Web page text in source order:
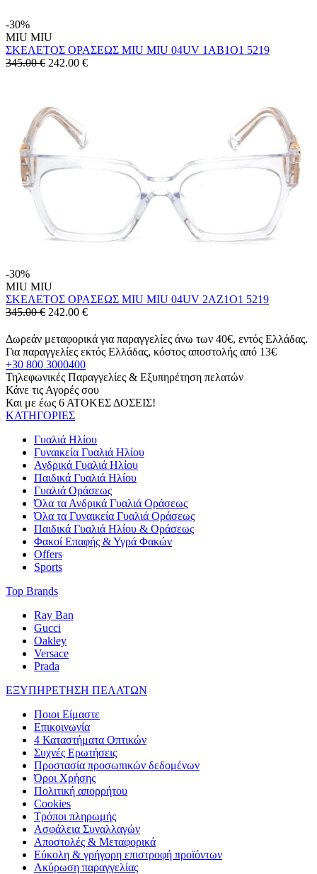
-30%
MIU MIU
ΣΚΕΛΕΤΟΣ ΟΡΑΣΕΩΣ MIU MIU 04UV 1AB1O1 5219
345.00 € 242.00 €
-30%
MIU MIU
ΣΚΕΛΕΤΟΣ ΟΡΑΣΕΩΣ MIU MIU 04UV 2AZ1O1 5219
345.00 € 242.00 €
Δωρεάν μεταφορικά για παραγγελίες άνω των 40€, εντός Ελλάδας.
Για παραγγελίες εκτός Ελλάδας, κόστος αποστολής από 13€
+30 800 3000400
Τηλεφωνικές Παραγγελίες & Εξυπηρέτηση πελατών
Κάνε τις Αγορές σου
Και με έως 6 ΑΤΟΚΕΣ ΔΟΣΕΙΣ!
ΚΑΤΗΓΟΡΙΕΣ
Γυαλιά Ηλίου
Γυναικεία Γυαλιά Ηλίου
Ανδρικά Γυαλιά Ηλίου
Παιδικά Γυαλιά Ηλίου
Γυαλιά Οράσεως
Όλα τα Ανδρικά Γυαλιά Οράσεως
Όλα τα Γυναικεία Γυαλιά Οράσεως
Παιδικά Γυαλιά Ηλίου & Οράσεως
Φακοί Επαφής & Υγρά Φακών
Offers
Sports
Top Brands
Ray Ban
Gucci
Oakley
Versace
Prada
ΕΞΥΠΗΡΕΤΗΣΗ ΠΕΛΑΤΩΝ
Ποιοι Είμαστε
Επικοινωνία
4 Καταστήματα Οπτικών
Συχνές Ερωτήσεις
Προστασία προσωπικών δεδομένων
Όροι Χρήσης
Πολιτική απορρήτου
Cookies
Τρόποι πληρωμής
Ασφάλεια Συναλλαγών
Αποστολές & Μεταφορικά
Εύκολη & γρήγορη επιστροφή προϊόντων
Ακύρωση παραγγελίας